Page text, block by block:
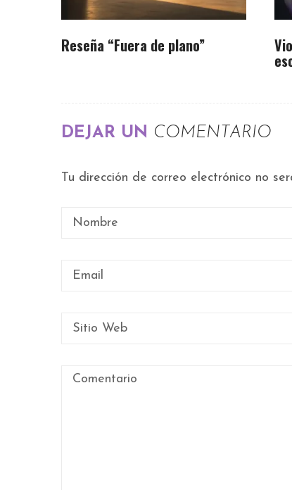
Reseña “Fuera de plano”
DEJAR UN COMENTARIO
Tu dirección de correo electrónico no